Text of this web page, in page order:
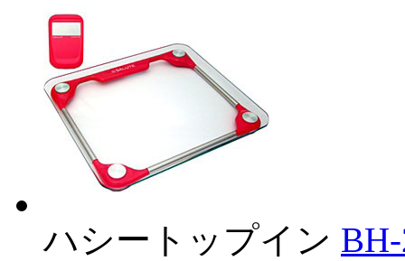
ハシートップイン